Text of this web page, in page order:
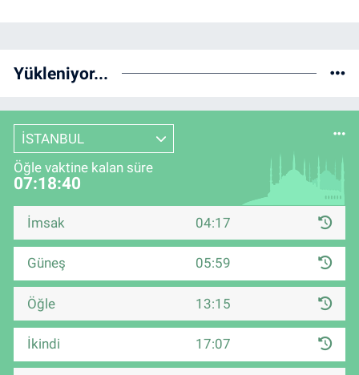
Yükleniyor...
İSTANBUL
Öğle vaktine kalan süre
07:18:39
İmsak 04:17
Güneş 05:59
Öğle 13:15
İkindi 17:07